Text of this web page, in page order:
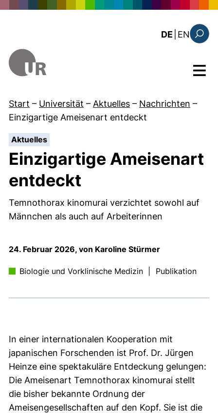
DE EN: the
Menü
Start – Universität – Aktuelles – Nachrichten –
Einzigartige Ameisenart entdeckt
Aktuelles:
Einzigartige Ameisenart
entdeckt
Temnothorax kinomurai verzichtet sowohl auf
Männchen als auch auf Arbeiterinnen
24. Februar 2026, von Karoline Stürmer
Biologie und Vorklinische Medizin Publikation
In einer internationalen Kooperation mit
japanischen Forschenden ist Prof. Dr. Jürgen
Heinze eine spektakuläre Entdeckung gelungen:
Die Ameisenart Temnothorax kinomurai stellt
die bisher bekannte Ordnung der
Ameisengesellschaften auf den Kopf. Sie ist die